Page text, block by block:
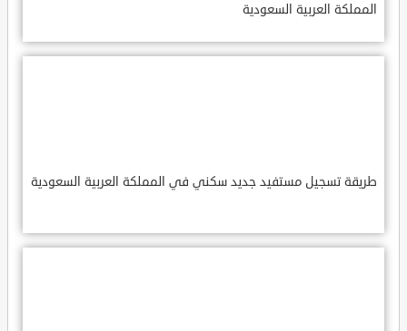
المملكة العربية السعودية
طريقة تسجيل مستفيد جديد سكني في المملكة العربية السعودية